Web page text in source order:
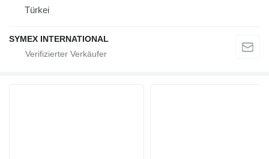
Türkei
SYMEX INTERNATIONAL